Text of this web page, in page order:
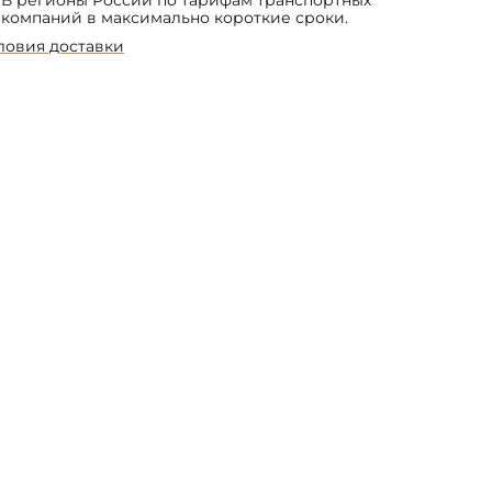
компаний в максимально короткие сроки.
доставки